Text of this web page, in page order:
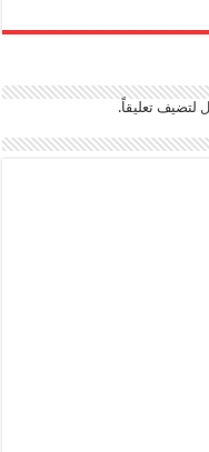
لتضيف تعليقاً.